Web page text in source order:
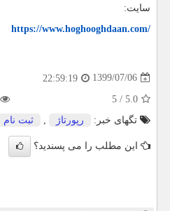
سایت:
https://www.hoghooghdaan.com/
1399/07/06
22:59:19
5.0
/
5
تگهای خبر:
رپورتاژ ثبت نام
این مطلب را می پسندید؟